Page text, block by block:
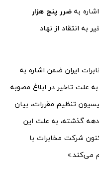
به ضرر پنج هزار
به انتقاد از نهاد
ایران ضمن اشاره به
به علت تاخیر در ابلاغ مصوبه
یا همان مصوبه 466 کمیسیون تنظیم مقررات، بیان
گذشته، به علت این
شرکت مخابرات با
می‌کند.»